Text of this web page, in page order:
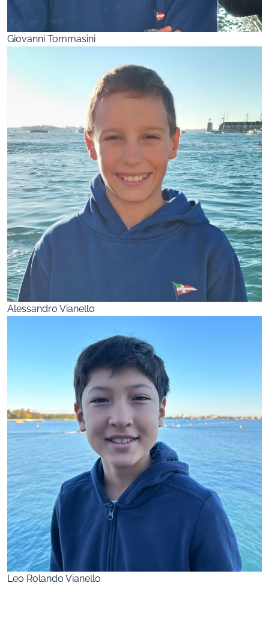
Giovanni Tommasini
Alessandro Vianello
Leo Rolando Vianello